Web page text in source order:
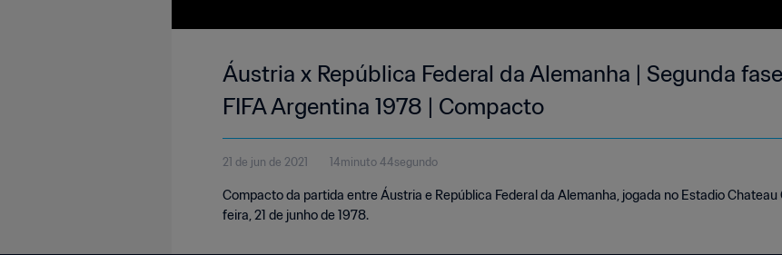
Áustria x República Federal da Alemanha | Segunda
FIFA Argentina 1978 | Compacto
21 de jun de 2021 14minuto 44segundo
Compacto da partida entre Áustria e República Federal da Alemanha, jogada no Estadio
feira, 21 de junho de 1978.